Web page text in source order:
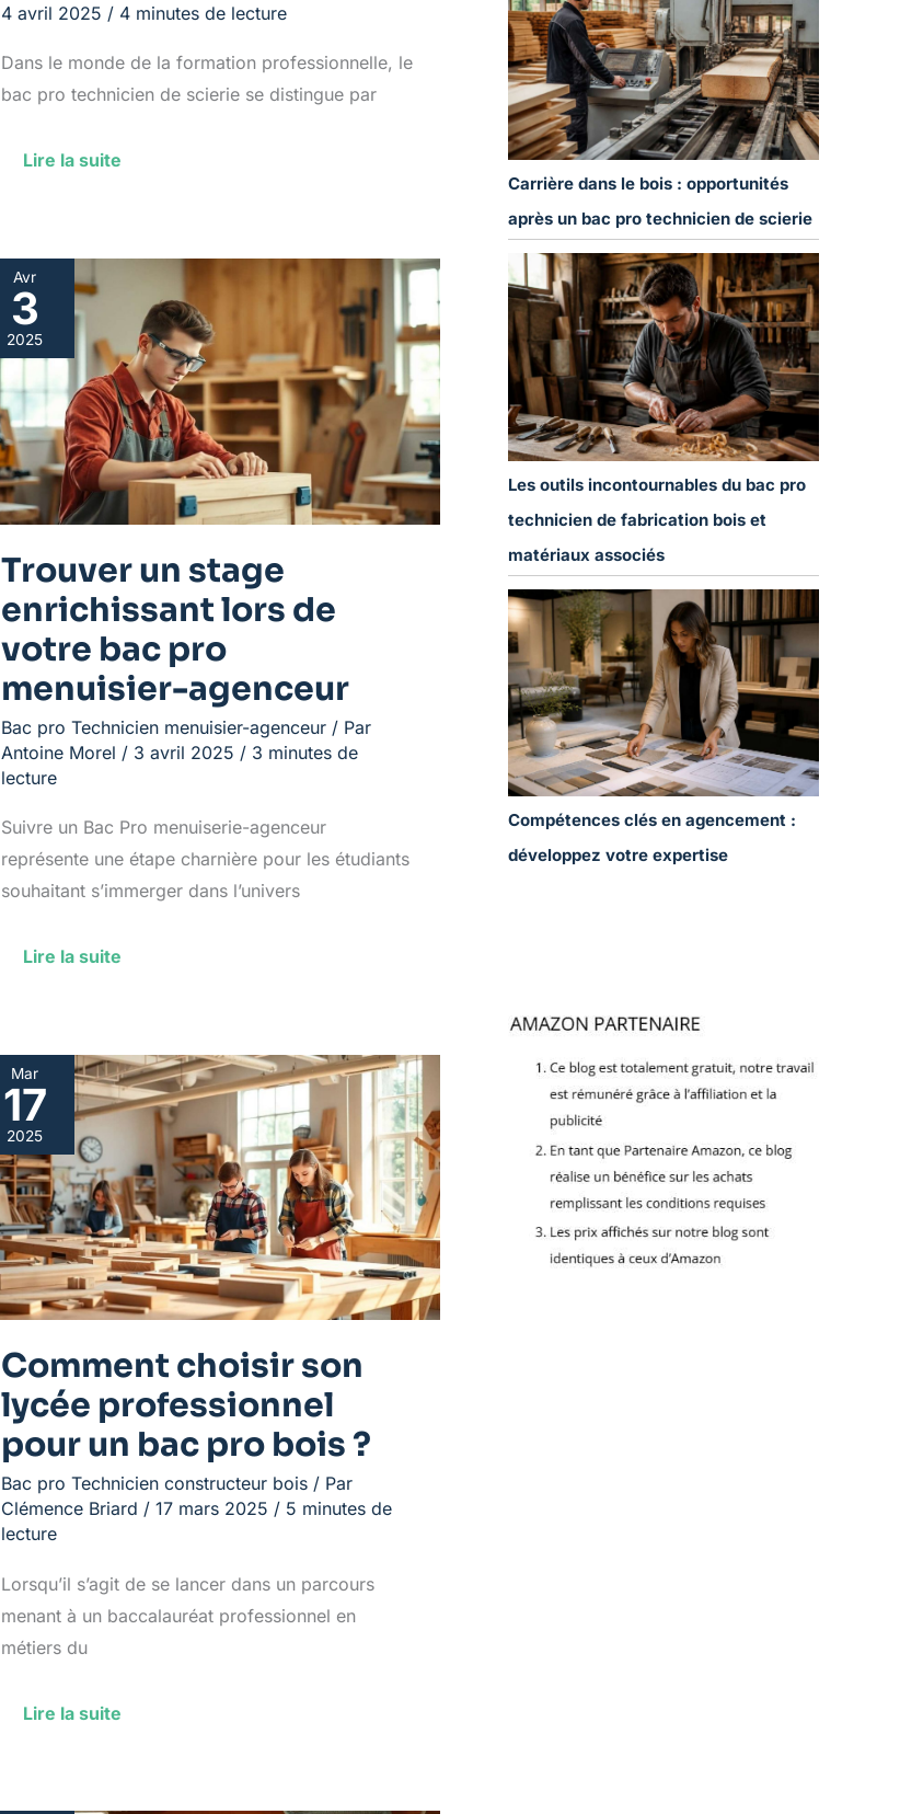
4 avril 2025 / 4 minutes de lecture
Dans le monde de la formation professionnelle, le
bac pro technicien de scierie se distingue par
Lire la suite
Avr
3
2025
Trouver un stage
enrichissant lors de
votre bac pro
menuisier-agenceur
Bac pro Technicien menuisier-agenceur / Par
Antoine Morel / 3 avril 2025 / 3 minutes de
lecture
Suivre un Bac Pro menuiserie-agenceur
représente une étape charnière pour les étudiants
souhaitant s’immerger dans l’univers
Trouver
un
stage
enrichissant
lors
de
votre
bac
pro
menuisier-
Lire la suite
Mar
17
2025
Comment choisir son
lycée professionnel
pour un bac pro bois ?
Bac pro Technicien constructeur bois / Par
Clémence Briard / 17 mars 2025 / 5 minutes de
lecture
Lorsqu’il s’agit de se lancer dans un parcours
menant à un baccalauréat professionnel en
métiers du
Comment
choisir
son
lycée
professionnel
pour
un
bac
pro
bois
Lire la suite
Carrière dans le bois : opportunités
après un bac pro technicien de scierie
Les outils incontournables du bac pro
technicien de fabrication bois et
matériaux associés
Compétences clés en agencement :
développez votre expertise